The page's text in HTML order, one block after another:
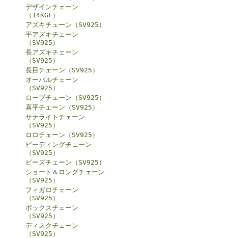
デザインチェーン
（14KGF）
アズキチェーン（SV925）
平アズキチェーン
（SV925）
長アズキチェーン
（SV925）
長目チェーン（SV925）
オーバルチェーン
（SV925）
ロープチェーン（SV925）
喜平チェーン（SV925）
サテライトチェーン
（SV925）
ロロチェーン（SV925）
ビーディングチェーン
（SV925）
ビーズチェーン（SV925）
ショート＆ロングチェーン
（SV925）
フィガロチェーン
（SV925）
ボックスチェーン
（SV925）
ディスクチェーン
（SV925）